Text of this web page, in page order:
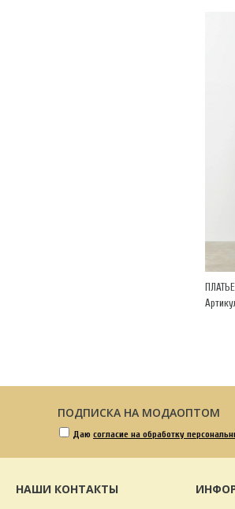
ПОДПИСКА НА МОДАОПТОМ
Даю согласие на обработку
НАШИ КОНТАКТЫ